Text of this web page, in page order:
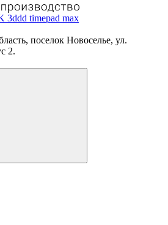
3ddd timepad max
поселок Новоселье, ул.
2.